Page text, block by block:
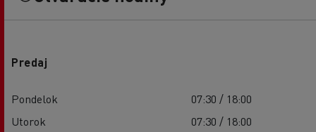
Predaj
Pondelok
07:30 / 18:00
Utorok
07:30 / 18:00